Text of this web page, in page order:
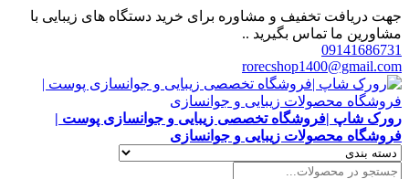
جهت دریافت تخفیف و مشاوره برای خرید دستگاه های زیبایی با
مشاورین ما تماس بگیرید ..
09141686731
rorecshop1400@gmail.com
رورک شاپ |فروشگاه تخصصی زیبایی و جوانسازی پوست |
فروشگاه محصولات زیبایی و جوانسازی